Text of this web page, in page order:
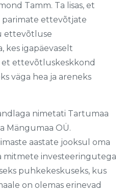
Tamm. Ta lisas, et
ettevõtjate
ettevõtluse
kes igapäevaselt
ettevõtluskeskkond
väga hea ja areneks
nimetati Tartumaa
Mängumaa OÜ.
aastate jooksul oma
mitmete investeeringutega
puhkekeskuseks, kus
on olemas erinevad